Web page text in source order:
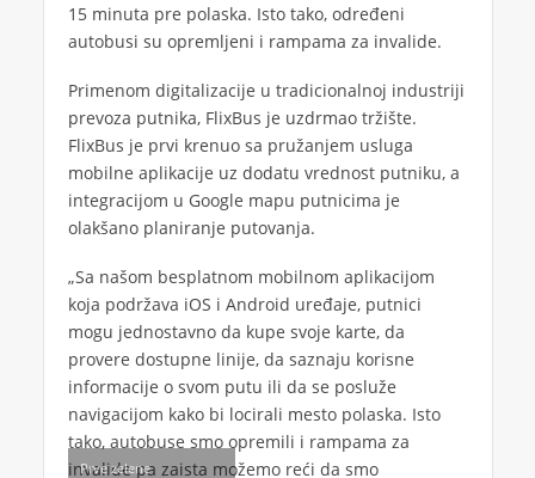
15 minuta pre polaska. Isto tako, određeni
autobusi su opremljeni i rampama za invalide.
Primenom digitalizacije u tradicionalnoj industriji
prevoza putnika, FlixBus je uzdrmao tržište.
FlixBus je prvi krenuo sa pružanjem usluga
mobilne aplikacije uz dodatu vrednost putniku, a
integracijom u Google mapu putnicima je
olakšano planiranje putovanja.
„Sa našom besplatnom mobilnom aplikacijom
koja podržava iOS i Android uređaje, putnici
mogu jednostavno da kupe svoje karte, da
provere dostupne linije, da saznaju korisne
informacije o svom putu ili da se posluže
navigacijom kako bi locirali mesto polaska. Isto
tako, autobuse smo opremili i rampama za
invalide pa zaista možemo reći da smo
Prve zelene